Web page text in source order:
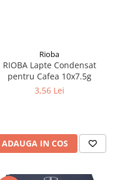
Rioba
RIOBA Lapte Condensat
pentru Cafea 10x7.5g
3,56 Lei
ADAUGA IN COS